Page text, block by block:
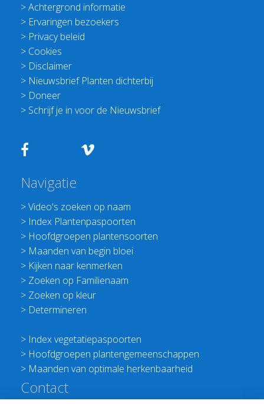
>Achtergrond informatie
> Ervaringen bezoekers
> Privacy beleid
> Cookies
> Disclaimer
> Nieuwsbrief Planten dichterbij
> Doneer
> Schrijf je in voor de Nieuwsbrief
Navigatie
>Video's zoeken op naam
> Index Plantenpaspoorten
> Hoofdgroepen plantensoorten
> Maanden van begin bloei
> Kijken naar kenmerken
> Zoeken op Familienaam
> Zoeken op kleur
> Determineren
> Index vegetatiepaspoorten
> Hoofdgroepen plantengemeenschappen
> Maanden van optimale herkenbaarheid
Contact